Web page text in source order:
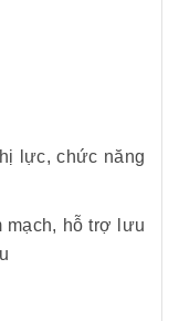
lực, chức năng
mạch, hỗ trợ lưu